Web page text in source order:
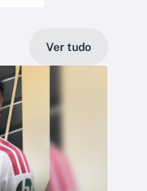
Ver tudo